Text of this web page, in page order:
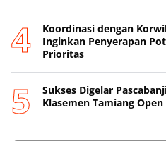
Koordinasi dengan
Inginkan Penyerapan
Prioritas
Sukses Digelar
Klasemen Tamiang